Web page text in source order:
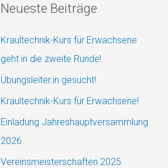
h
e
n
h
:
Neueste Beiträge
Kraultechnik-Kurs für Erwachsene
geht in die zweite Runde!
Übungsleiter:in gesucht!
Kraultechnik-Kurs für Erwachsene!
Einladung Jahreshauptversammlung
2026
Vereinsmeisterschaften 2025